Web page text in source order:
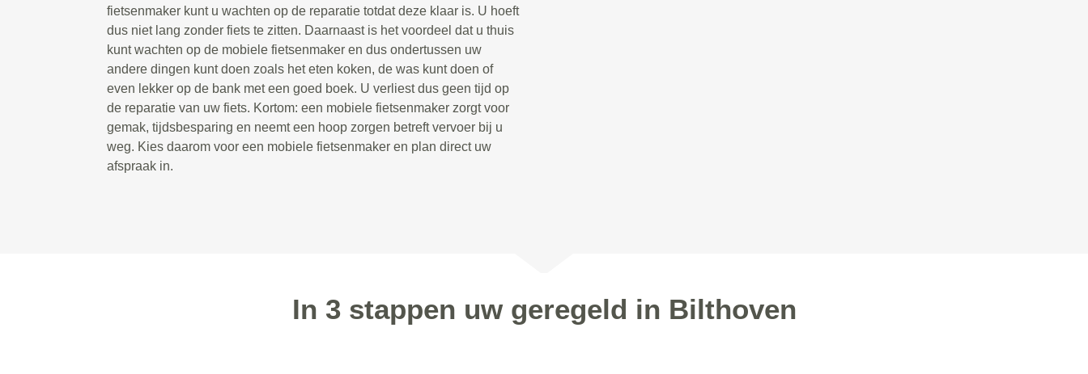
fietsenmaker kunt u wachten op de reparatie totdat deze klaar is. U hoeft
dus niet lang zonder fiets te zitten. Daarnaast is het voordeel dat u thuis
kunt wachten op de mobiele fietsenmaker en dus ondertussen uw
andere dingen kunt doen zoals het eten koken, de was kunt doen of
even lekker op de bank met een goed boek. U verliest dus geen tijd op
de reparatie van uw fiets. Kortom: een mobiele fietsenmaker zorgt voor
gemak, tijdsbesparing en neemt een hoop zorgen betreft vervoer bij u
weg. Kies daarom voor een mobiele fietsenmaker en plan direct uw
afspraak in.
In 3 stappen uw geregeld in Bilthoven